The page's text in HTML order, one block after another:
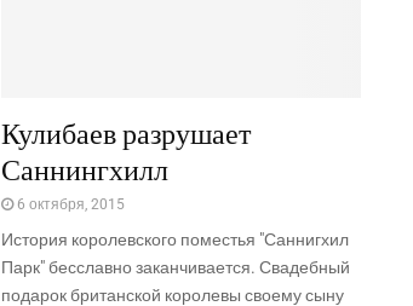
Кулибаев разрушает
Саннингхилл
6 октября, 2015
История королевского поместья "Саннигхил
Парк" бесславно заканчивается. Свадебный
подарок британской королевы своему сыну